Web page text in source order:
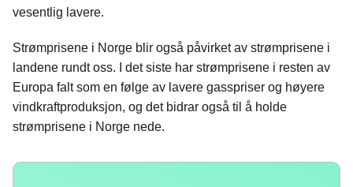
vesentlig lavere.
Strømprisene i Norge blir også påvirket av strømprisene i
landene rundt oss. I det siste har strømprisene i resten av
Europa falt som en følge av lavere gasspriser og høyere
vindkraftproduksjon, og det bidrar også til å holde
strømprisene i Norge nede.